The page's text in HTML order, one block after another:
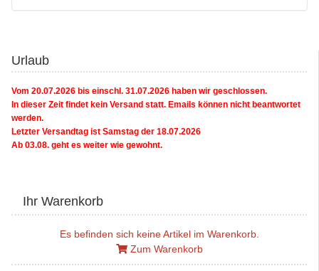
Urlaub
Vom 20.07.2026 bis einschl. 31.07.2026 haben wir geschlossen.
In dieser Zeit findet kein Versand statt. Emails können nicht beantwortet
werden.
Letzter Versandtag ist Samstag der 18.07.2026
Ab 03.08. geht es weiter wie gewohnt.
Ihr Warenkorb
Es befinden sich keine Artikel im Warenkorb.
Zum Warenkorb